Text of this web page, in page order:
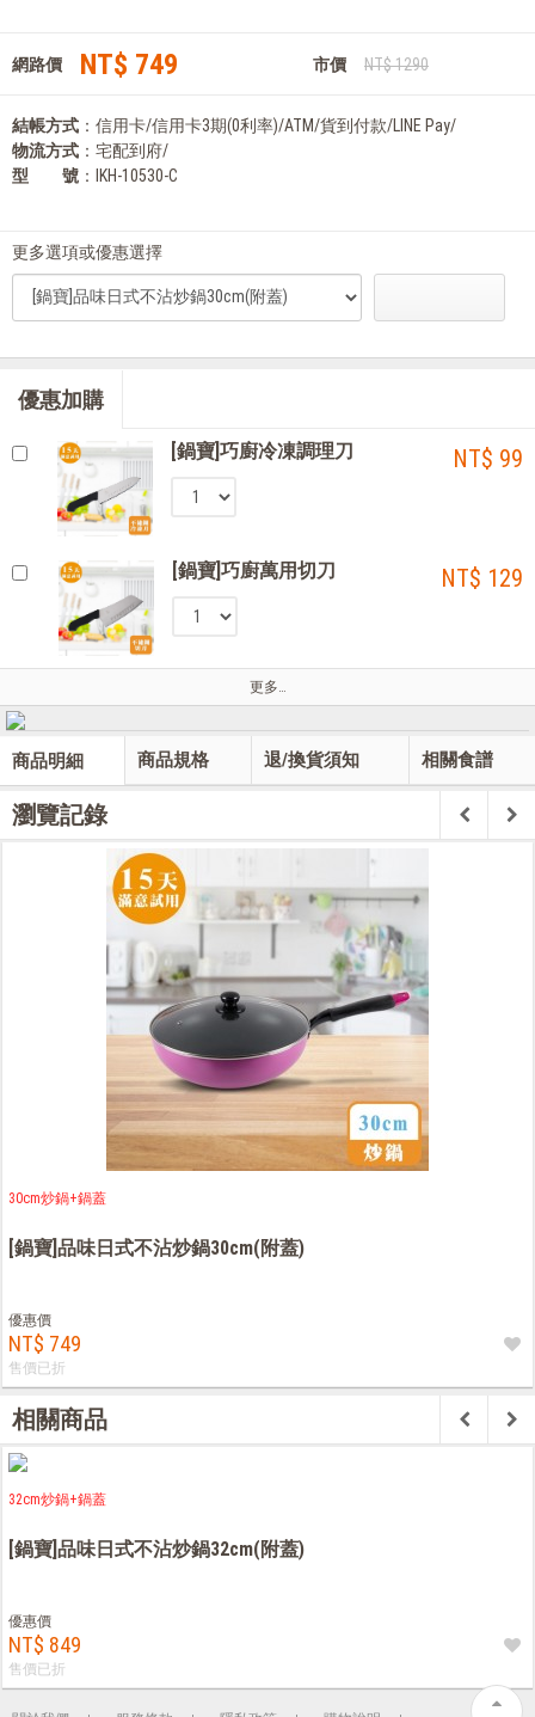
網路價 NT$ 749 市價 NT$ 1290
結帳方式 ：信用卡/信用卡3期(0利率)/ATM/貨到付款/LINE Pay/
物流方式 ：宅配到府/
型 號 ：IKH-10530-C
更多選項或優惠選擇
優惠加購
[鍋寶]巧廚冷凍調理刀 NT$ 99
[鍋寶]巧廚萬用切刀 NT$ 129
更多…
商品明細 商品規格 退/換貨須知 相關食譜
瀏覽記錄
30cm炒鍋+鍋蓋
[鍋寶]品味日式不沾炒鍋30cm(附蓋)
優惠價
NT$ 749
售價已折
相關商品
32cm炒鍋+鍋蓋
[鍋寶]品味日式不沾炒鍋32cm(附蓋)
優惠價
NT$ 849
售價已折